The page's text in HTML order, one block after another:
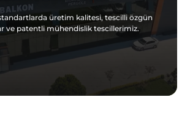
üretim kalitesi, tescilli özgün
ve patentli mühendislik tescillerimiz.